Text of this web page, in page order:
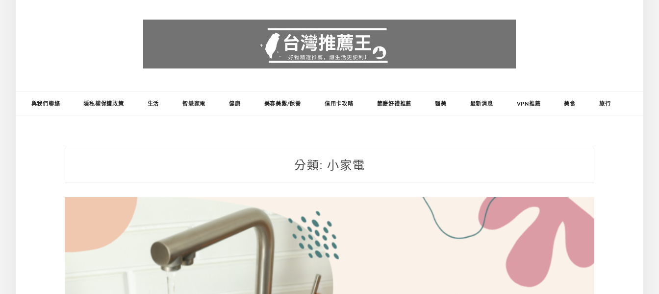
與我們聯絡 隱私權保護政策 生活 智慧家電 健康 美容美髮/保養 信用卡攻略 節慶好禮推薦 醫美 最新消息 VPN推薦 美食 旅行
分類: 小家電